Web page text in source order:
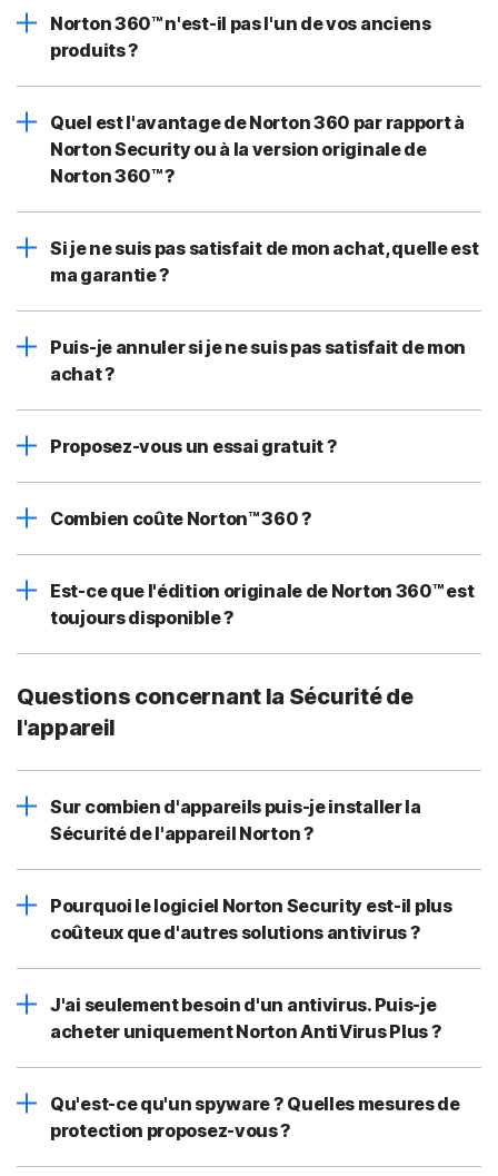
Norton 360™ n'est-il pas l'un de vos anciens
produits ?
Quel est l'avantage de Norton 360 par rapport à
Norton Security ou à la version originale de
Norton 360™ ?
Si je ne suis pas satisfait de mon achat, quelle est
ma garantie ?
Puis-je annuler si je ne suis pas satisfait de mon
achat ?
Proposez-vous un essai gratuit ?
Combien coûte Norton™ 360 ?
Est-ce que l'édition originale de Norton 360™ est
toujours disponible ?
Questions concernant la Sécurité de
l'appareil
Sur combien d'appareils puis-je installer la
Sécurité de l'appareil Norton ?
Pourquoi le logiciel Norton Security est-il plus
coûteux que d'autres solutions antivirus ?
J'ai seulement besoin d'un antivirus. Puis-je
acheter uniquement Norton AntiVirus Plus ?
Qu'est-ce qu'un spyware ? Quelles mesures de
protection proposez-vous ?